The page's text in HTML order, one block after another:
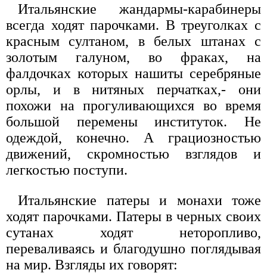
Итальянские жандармы-карабинеры
всегда ходят парочками. В треуголках с
красным султаном, в белых штанах с
золотым галуном, во фраках, на
фалдочках которых нашиты серебряные
орлы, и в нитяных перчатках,- они
похожи на прогуливающихся во время
большой перемены институток. Не
одеждой, конечно. А грациозностью
движений, скромностью взглядов и
легкостью поступи.
Итальянские патеры и монахи тоже
ходят парочками. Патеры в черных своих
сутанах ходят неторопливо,
переваливаясь и благодушно поглядывая
на мир. Взгляды их говорят: